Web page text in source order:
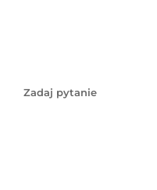
Zadaj pytanie